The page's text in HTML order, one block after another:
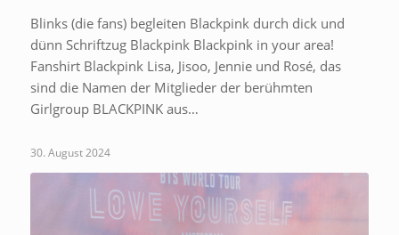
Blinks (die fans) begleiten Blackpink durch dick und
dünn Schriftzug Blackpink Blackpink in your area!
Fanshirt Blackpink Lisa, Jisoo, Jennie und Rosé, das
sind die Namen der Mitglieder der berühmten
Girlgroup BLACKPINK aus…
30. August 2024